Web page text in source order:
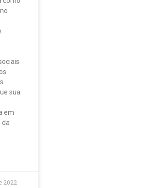
sua
em
da
2022